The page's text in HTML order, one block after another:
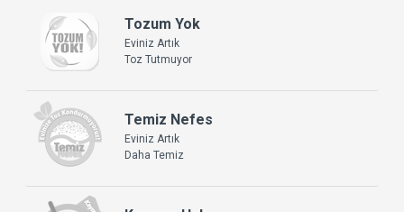
Tozum Yok
Eviniz Artık
Toz Tutmuyor
Temiz Nefes
Eviniz Artık
Daha Temiz